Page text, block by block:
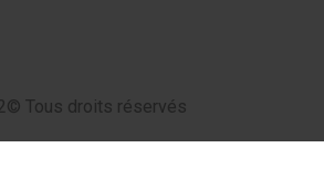
Tous droits réservés